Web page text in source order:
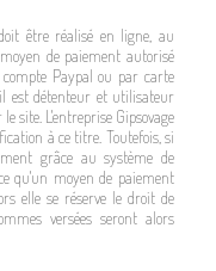
être réalisé en ligne, au
de paiement autorisé
Paypal ou par carte
est détenteur et utilisateur
site. L'entreprise Gipsovage
à ce titre. Toutefois, si
grâce au système de
qu'un moyen de paiement
elle se réserve le droit de
versées seront alors